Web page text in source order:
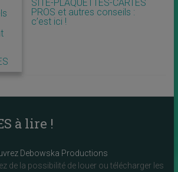
SITE-PLAQUETTES-CARTES
PROS et autres conseils :
c’est ici !
à lire !
Debowska Productions
de la possibilité de louer ou télécharger les